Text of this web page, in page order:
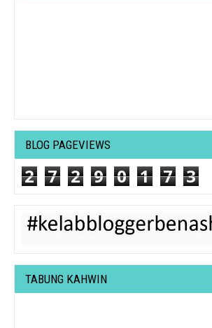
BLOG PAGEVIEWS
2 7 2 9 0 1 7 3
TABUNG KAHWIN